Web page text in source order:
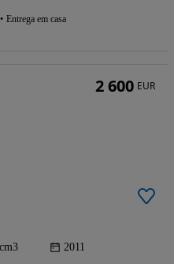
Entrega em casa
2011
2 600 EUR